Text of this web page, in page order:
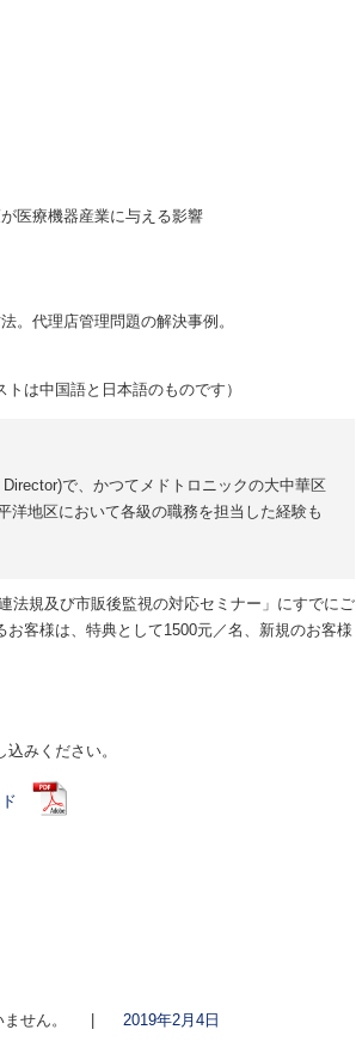
医療機器産業に与える影響
。代理店管理問題の解決事例。
は中国語と日本語のものです）
で、かつてメドトロニックの大中華区
洋地区において各級の職務を担当した経験も
法規及び市販後監視の対応セミナー」にすでにご
客様は、特典として1500元／名、新規のお客様
みください。
ド
せん。 | 2019年2月4日